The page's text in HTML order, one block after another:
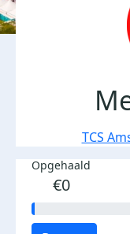
TCS
Opgehaald
€0